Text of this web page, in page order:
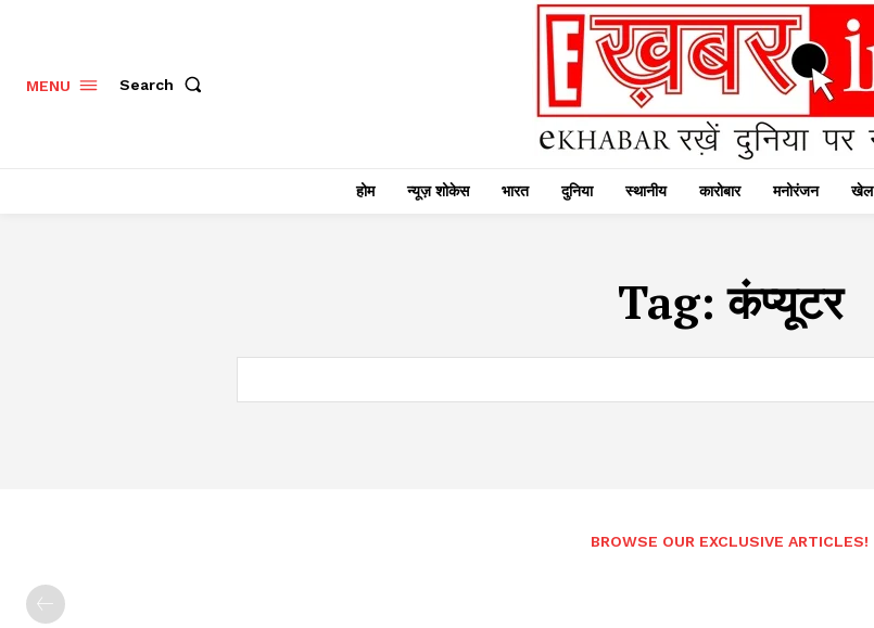
MENU Search
होम न्यूज़ शोकेस भारत दुनिया स्थानीय कारोबार मनोरंजन खेल
Tag:कंप्यूटर
BROWSE OUR EXCLUSIVE ARTICLES!